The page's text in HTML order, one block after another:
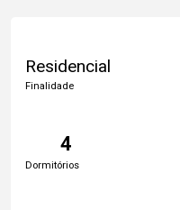
Residencial
Finalidade
4
Dormitórios